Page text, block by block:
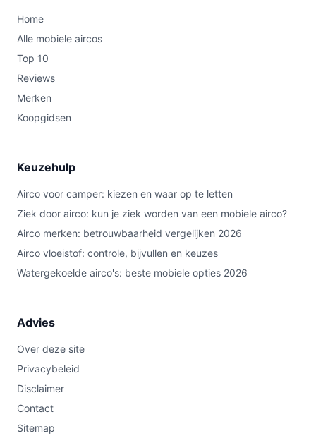
Home
Alle mobiele aircos
Top 10
Reviews
Merken
Koopgidsen
Keuzehulp
Airco voor camper: kiezen en waar op te letten
Ziek door airco: kun je ziek worden van een mobiele airco?
Airco merken: betrouwbaarheid vergelijken 2026
Airco vloeistof: controle, bijvullen en keuzes
Watergekoelde airco's: beste mobiele opties 2026
Advies
Over deze site
Privacybeleid
Disclaimer
Contact
Sitemap